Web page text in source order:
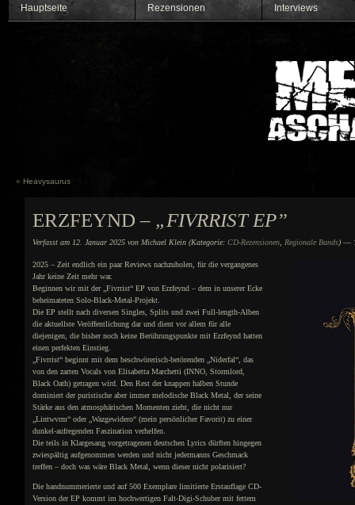
Hauptseite Rezensionen Interviews
« Heavysaurus
ERZFEYND – „FIVRRIST EP”
Verfasst am 12. Januar 2025 von Michael Klein (Kategorie: CD-Rezensionen Regionale Bands) —
2025 – Zeit endlich ein paar Reviews nachzuholen, für die vergangenes
Jahr keine Zeit mehr war.
Beginnen wir mit der „Fivrrist“ EP von Erzfeynd – dem in unserer Ecke
beheimateten Solo-Black-Metal-Projekt.
Die EP stellt nach diversen Singles, Splits und zwei Full-length-Alben
die aktuellste Veröffentlichung dar und dient vor allem für alle
diejenigen, die bisher noch keine Berührungspunkte mit Erzfeynd hatten
einen perfekten Einstieg.
„Fivrrist“ beginnt mit dem beschwörerisch-betörenden „Niderfal“, das
von den zarten Vocals von Elisabetta Marchetti (INNO, Stormlord,
Black Oath) getragen wird. Den Rest der knappen halben Stunde
dominiert der puristische aber immer melodische Black Metal, der seine
Stärke aus den atmosphärischen Momenten zieht, die nicht nur
„Lintwvrm“ oder „Wazgewidero“ (mein persönlicher Favorit) zu einer
dunkel-aufregenden Faszination verhelfen.
Die teils in Klargesang vorgetragenen deutschen Lyrics dürften hingegen
zwiespältig aufgenommen werden und nicht jedermanns Geschmack
treffen – doch was wäre Black Metal, wenn dieser nicht polarisiert?
Die handnummerierte und auf 500 Exemplare limitierte Erstauflage CD-
Version der EP kommt im hochwertigen Falt-Digi-Schuber mit fettem